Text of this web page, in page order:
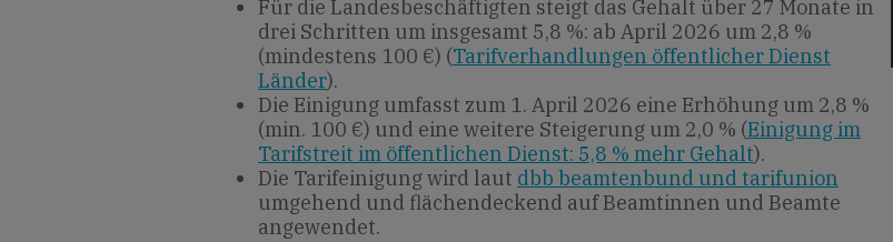
Für die Landesbeschäftigten steigt das Gehalt über 27 Monate in
drei Schritten um insgesamt 5,8 %: ab April 2026 um 2,8 %
(mindestens 100 €) (Tarifverhandlungen öffentlicher Dienst
Länder).
Die Einigung umfasst zum 1. April 2026 eine Erhöhung um 2,8 %
(min. 100 €) und eine weitere Steigerung um 2,0 % (Einigung im
Tarifstreit im öffentlichen Dienst: 5,8 % mehr Gehalt).
Die Tarifeinigung wird laut dbb beamtenbund und tarifunion
umgehend und flächendeckend auf Beamtinnen und Beamte
angewendet.